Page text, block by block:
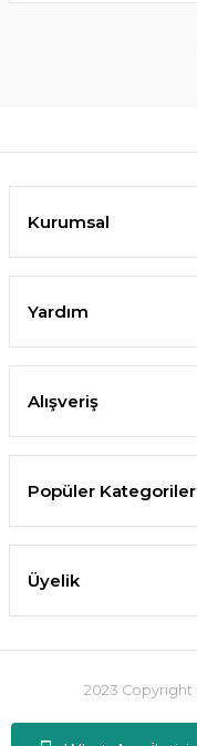
Kurumsal
Yardım
Alışveriş
Popüler Kategoriler
Üyelik
2023 Copyright